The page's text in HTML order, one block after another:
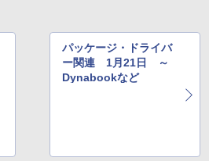
パッケージ・ドライバ
ー関連 1月21日 ～
Dynabookなど